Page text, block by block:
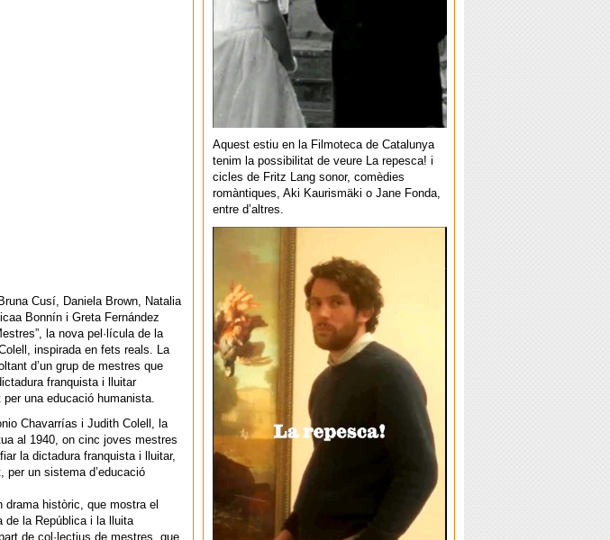
Aquest estiu en la Filmoteca de Catalunya
tenim la possibilitat de veure La repesca! i
cicles de Fritz Lang sonor, comèdies
romàntiques, Aki Kaurismäki o Jane Fonda,
entre d’altres.
Cusí, Daniela Brown, Natalia
Bonnín i Greta Fernández
la nova pel·lícula de la
inspirada en fets reals. La
d’un grup de mestres que
franquista i lluitar
una educació humanista.
Chavarrías i Judith Colell, la
al 1940, on cinc joves mestres
la dictadura franquista i lluitar,
per un sistema d’educació
drama històric, que mostra el
de la República i la lluita
de col·lectius de mestres, que